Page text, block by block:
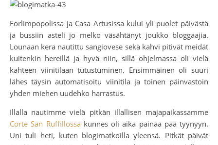
Forlimpopolissa ja Casa Artusissa kului yli puolet päivästä
ja bussiin asteli jo melko väsähtänyt joukko bloggaajia.
Lounaan kera nautittu sangiovese sekä kahvi pitivät meidät
kuitenkin hereillä ja hyvä niin, sillä ohjelmassa oli vielä
kahteen viinitilaan tutustuminen. Ensimmäinen oli suuri
lähes täysin automatisoitu viinitila ja toinen päinvastoin
yhden miehen uudehko harrastus.
Illalla nautimme vielä pitkän illallisen majapaikassamme
Corte San Ruffillossa kunnes oli aika painaa pää tyynyyn.
Uni tuli heti, kuten blogimatkoilla yleensä. Pitkät päivät